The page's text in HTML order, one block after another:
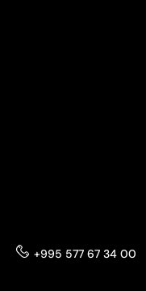
+995 577 67 34 00